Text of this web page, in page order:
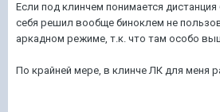
Если под клинчем понимается
себя решил вообще биноклем не
аркадном режиме, т.к. что там особо
По крайней мере, в клинче ЛК для меня